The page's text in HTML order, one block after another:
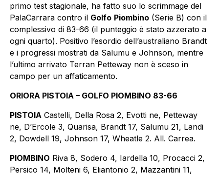
primo test stagionale, ha fatto suo lo scrimmage del
PalaCarrara contro il Golfo Piombino (Serie B) con il
complessivo di 83-66 (il punteggio è stato azzerato a
ogni quarto). Positivo l’esordio dell’australiano Brandt
e i progressi mostrati da Salumu e Johnson, mentre
l’ultimo arrivato Terran Petteway non è sceso in
campo per un affaticamento.
ORIORA PISTOIA – GOLFO PIOMBINO 83-66
PISTOIA Castelli, Della Rosa 2, Evotti ne, Petteway
ne, D’Ercole 3, Quarisa, Brandt 17, Salumu 21, Landi
2, Dowdell 19, Johnson 17, Wheatle 2. All. Carrea.
PIOMBINO Riva 8, Sodero 4, Iardella 10, Procacci 2,
Persico 14, Molteni 6, Eliantonio 2, Mazzantini 11,